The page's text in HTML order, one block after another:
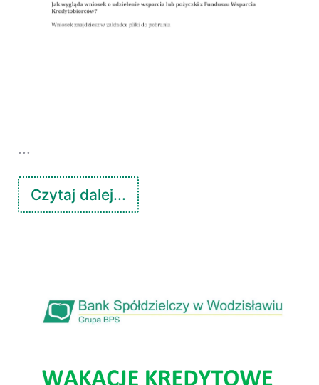
...
Czytaj dalej...